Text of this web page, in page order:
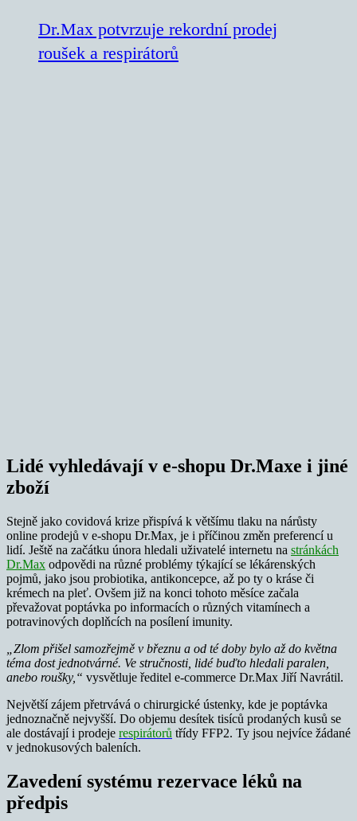
Dr.Max potvrzuje rekordní prodej
roušek a respirátorů
Lidé vyhledávají v e-shopu Dr.Maxe i jiné
zboží
Stejně jako covidová krize přispívá k většímu tlaku na nárůsty
online prodejů v e-shopu Dr.Max, je i příčinou změn preferencí u
lidí. Ještě na začátku února hledali uživatelé internetu na stránkách
Dr.Max odpovědi na různé problémy týkající se lékárenských
pojmů, jako jsou probiotika, antikoncepce, až po ty o kráse či
krémech na pleť. Ovšem již na konci tohoto měsíce začala
převažovat poptávka po informacích o různých vitamínech a
potravinových doplňcích na posílení imunity.
„Zlom přišel samozřejmě v březnu a od té doby bylo až do května
téma dost jednotvárné. Ve stručnosti, lidé buďto hledali paralen,
anebo roušky,“ vysvětluje ředitel e-commerce Dr.Max Jiří Navrátil.
Největší zájem přetrvává o chirurgické ústenky, kde je poptávka
jednoznačně nejvyšší. Do objemu desítek tisíců prodaných kusů se
ale dostávají i prodeje respirátorů třídy FFP2. Ty jsou nejvíce žádané
v jednokusových baleních.
Zavedení systému rezervace léků na
předpis